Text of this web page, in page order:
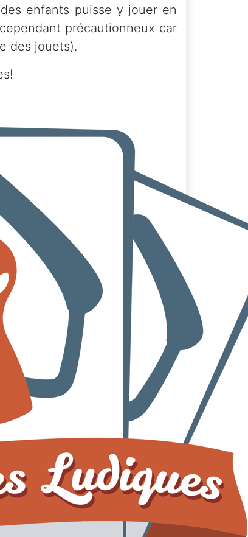
enfants puisse y jouer en
précautionneux car
des jouets).